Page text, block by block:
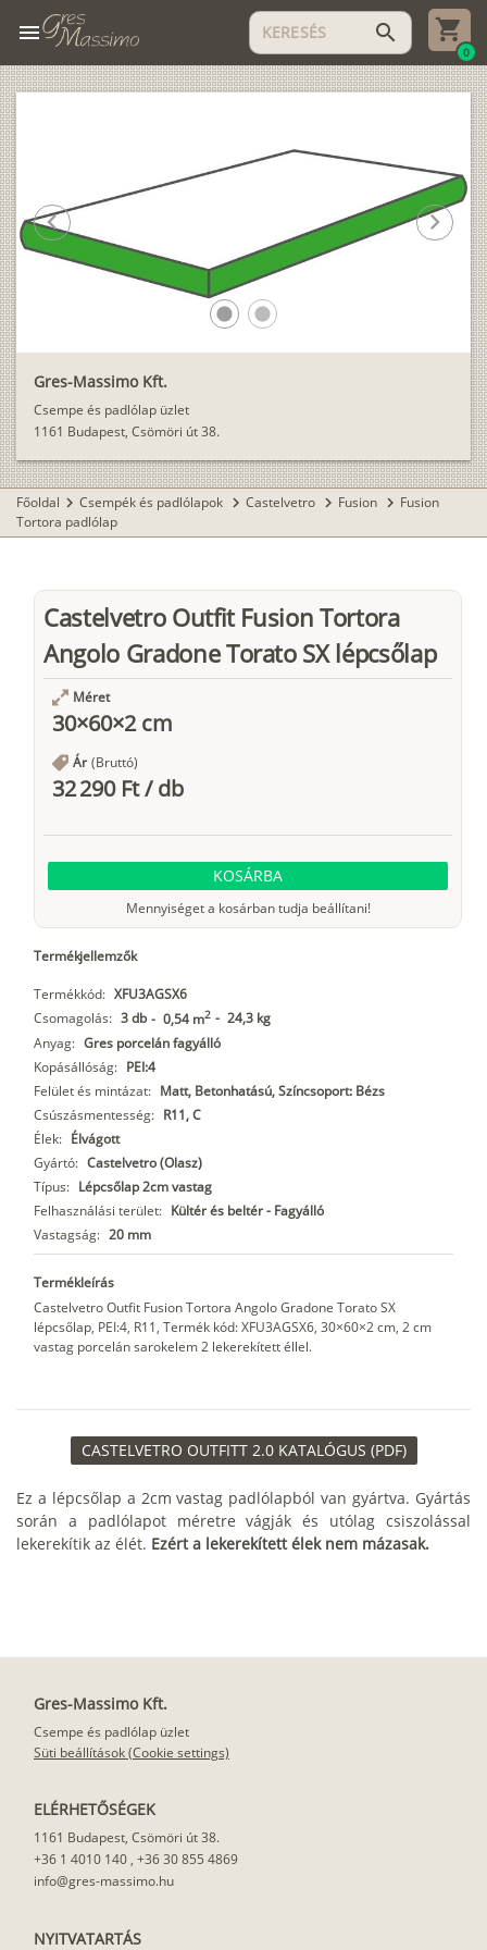
menu search
0
Gres-Massimo Kft.
Csempe és padlólap üzlet
1161 Budapest, Csömöri út 38.
lens lens
chevron_left chevron_right
Főoldal chevron_right Csempék és padlólapok chevron_right Castelvetro chevron_right Fusion chevron_right Fusion
Tortora padlólap
Castelvetro Outfit Fusion Tortora
Angolo Gradone Torato SX lépcsőlap
Méret
30×60×2 cm
Ár (Bruttó)
32 290 Ft/db
KOSÁRBA
Mennyiséget a kosárban tudja beállítani!
Termékjellemzők
Termékkód: XFU3AGSX6
Csomagolás: 3 db - 0,54 m2 - 24,3 kg
Anyag: Gres porcelán fagyálló
Kopásállóság: PEI:4
Felület és mintázat: Matt, Betonhatású, Színcsoport: Bézs
Csúszásmentesség: R11, C
Élek: Élvágott
Gyártó: Castelvetro (Olasz)
Típus: Lépcsőlap 2cm vastag
Felhasználási terület: Kültér és beltér - Fagyálló
Vastagság: 20 mm
Termékleírás
Castelvetro Outfit Fusion Tortora Angolo Gradone Torato SX
lépcsőlap, PEI:4, R11, Termék kód: XFU3AGSX6, 30×60×2 cm, 2 cm
vastag porcelán sarokelem 2 lekerekített éllel.
CASTELVETRO OUTFITT 2.0 KATALÓGUS (PDF)
Ez a lépcsőlap a 2cm vastag padlólapból van gyártva. Gyártás
során a padlólapot méretre vágják és utólag csiszolással
lekerekítik az élét. Ezért a lekerekített élek nem mázasak.
Gres-Massimo Kft.
Csempe és padlólap üzlet
Süti beállítások (Cookie settings)
ELÉRHETŐSÉGEK
1161 Budapest, Csömöri út 38.
+36 1 4010 140 , +36 30 855 4869
info@gres-massimo.hu
NYITVATARTÁS